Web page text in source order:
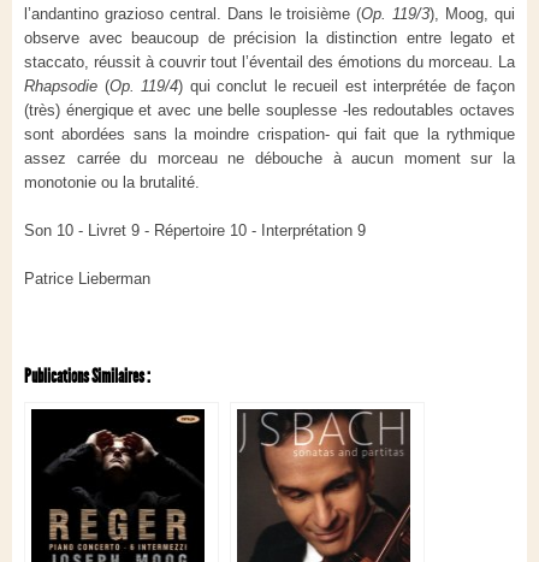
l’andantino grazioso central. Dans le troisième (Op. 119/3), Moog, qui
observe avec beaucoup de précision la distinction entre legato et
staccato, réussit à couvrir tout l’éventail des émotions du morceau. La
Rhapsodie (Op. 119/4) qui conclut le recueil est interprétée de façon
(très) énergique et avec une belle souplesse -les redoutables octaves
sont abordées sans la moindre crispation- qui fait que la rythmique
assez carrée du morceau ne débouche à aucun moment sur la
monotonie ou la brutalité.
Son 10 - Livret 9 - Répertoire 10 - Interprétation 9
Patrice Lieberman
Publications Similaires :